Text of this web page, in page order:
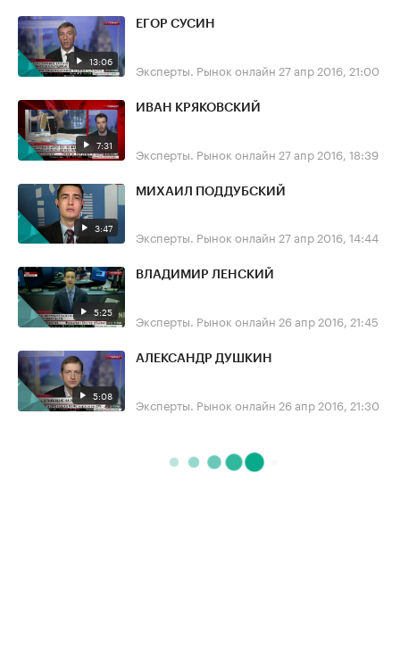
13:06
ЕГОР СУСИН
Эксперты. Рынок онлайн 27 апр 2016, 21:00
7:31
ИВАН КРЯКОВСКИЙ
Эксперты. Рынок онлайн 27 апр 2016, 18:39
3:47
МИХАИЛ ПОДДУБСКИЙ
Эксперты. Рынок онлайн 27 апр 2016, 14:44
5:25
ВЛАДИМИР ЛЕНСКИЙ
Эксперты. Рынок онлайн 26 апр 2016, 21:45
5:08
АЛЕКСАНДР ДУШКИН
Эксперты. Рынок онлайн 26 апр 2016, 21:30